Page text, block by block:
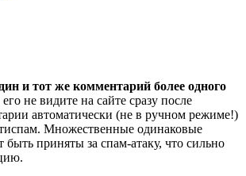
и тот же комментарий более одного
не видите на сайте сразу после
автоматически (не в ручном режиме!)
Множественные одинаковые
быть приняты за спам-атаку, что сильно